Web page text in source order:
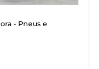
- Pneus e